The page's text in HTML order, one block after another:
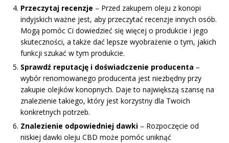
Przeczytaj recenzje – Przed zakupem oleju z konopi
indyjskich ważne jest, aby przeczytać recenzje innych osób.
Mogą pomóc Ci dowiedzieć się więcej o produkcie i jego
skuteczności, a także dać lepsze wyobrażenie o tym, jakich
funkcji szukać w tym produkcie.
Sprawdź reputację i doświadczenie producenta –
wybór renomowanego producenta jest niezbędny przy
zakupie olejków konopnych. Daje to największą szansę na
znalezienie takiego, który jest korzystny dla Twoich
konkretnych potrzeb.
Znalezienie odpowiedniej dawki – Rozpoczęcie od
niskiej dawki oleju CBD może pomóc uniknąć